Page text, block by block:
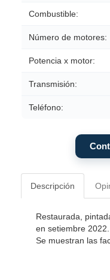
Combustible:
Número de motores:
Potencia x motor:
Transmisión:
Teléfono:
Descripción
Restaurada,
en setiembre 2022.
Se muestran las